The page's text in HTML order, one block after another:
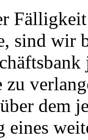
sind wir
zu
dem
eines